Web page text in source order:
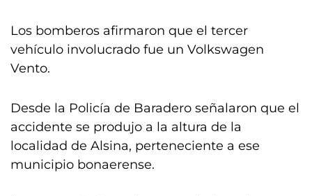
Los bomberos afirmaron que el tercer
vehículo involucrado fue un Volkswagen
Vento.
Desde la Policía de Baradero señalaron que el
accidente se produjo a la altura de la
localidad de Alsina, perteneciente a ese
municipio bonaerense.